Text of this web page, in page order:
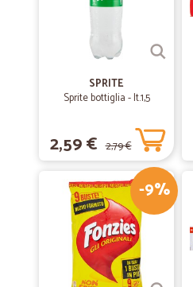
SPRITE
Sprite bottiglia - lt.1,5
2,59 € 2,79 €
-9%